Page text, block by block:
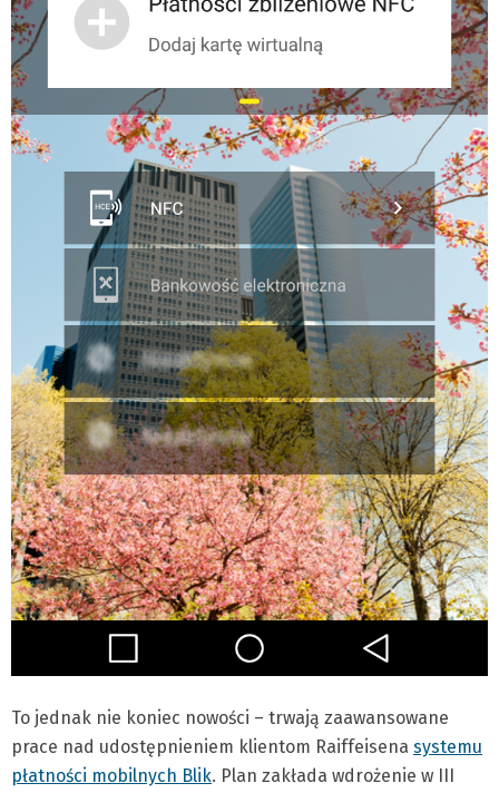
To jednak nie koniec nowości – trwają zaawansowane
prace nad udostępnieniem klientom Raiffeisena systemu
płatności mobilnych Blik. Plan zakłada wdrożenie w III